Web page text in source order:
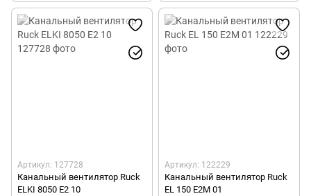
Артикул: 127728
Канальный вентилятор Ruck
ELKI 8050 E2 10
Артикул: 122229
Канальный вентилятор Ruck
EL 150 E2M 01